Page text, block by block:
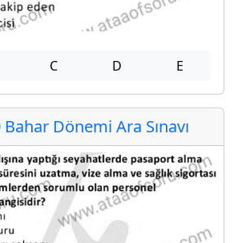
C D E
Dönemi Ara Sınavı